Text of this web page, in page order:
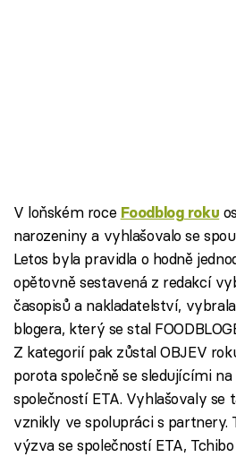
V loňském roce Foodblog roku
narozeniny a vyhlašovalo se
Letos byla pravidla o hodně
opětovně sestavená z redakcí
časopisů a nakladatelství,
blogera, který se stal
Z kategorií pak zůstal OBJEV
porota společně se sledujícími
společností ETA. Vyhlašovaly se
vznikly ve spolupráci s
výzva se společností ETA,